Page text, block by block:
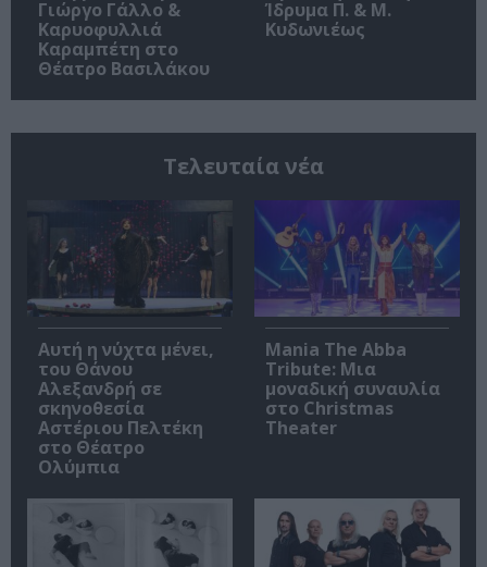
Γιώργο Γάλλο &
Καρυοφυλλιά
Καραμπέτη στο
Θέατρο Βασιλάκου
Ίδρυμα Π. & Μ.
Κυδωνιέως
Τελευταία νέα
Αυτή η νύχτα μένει,
του Θάνου
Αλεξανδρή σε
σκηνοθεσία
Αστέριου Πελτέκη
στο Θέατρο
Ολύμπια
Mania The Abba
Tribute: Μια
μοναδική συναυλία
στο Christmas
Theater